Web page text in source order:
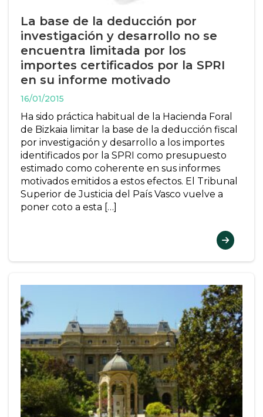
La base de la deducción por
investigación y desarrollo no se
encuentra limitada por los
importes certificados por la SPRI
en su informe motivado
16/01/2015
Ha sido práctica habitual de la Hacienda Foral
de Bizkaia limitar la base de la deducción fiscal
por investigación y desarrollo a los importes
identificados por la SPRI como presupuesto
estimado como coherente en sus informes
motivados emitidos a estos efectos. El Tribunal
Superior de Justicia del País Vasco vuelve a
poner coto a esta […]